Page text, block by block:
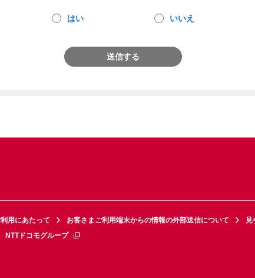
はい いいえ
送信する
用にあたって お客さまご利用端末からの情報の外部送信について
見
NTTドコモグループ